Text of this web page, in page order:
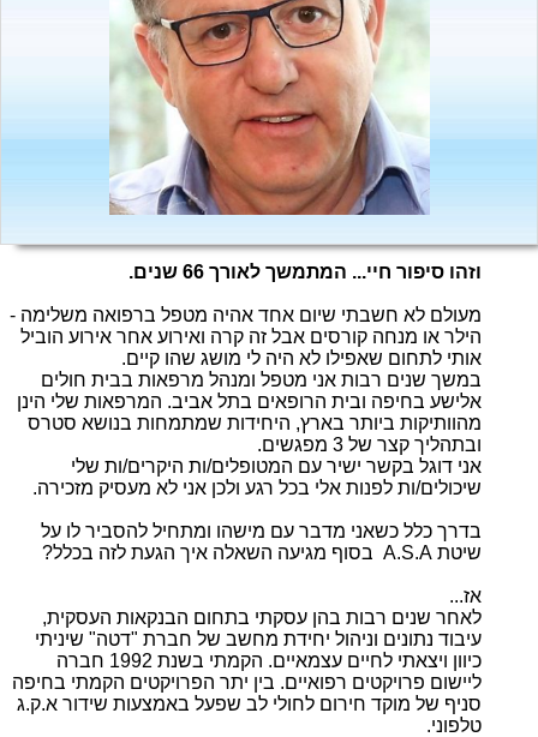
וזהו סיפור חיי... המתמשך לאורך 66 שנים.
מעולם לא חשבתי שיום אחד אהיה מטפל ברפואה משלימה -
הילר או מנחה קורסים אבל זה קרה ואירוע אחר אירוע הוביל
אותי לתחום שאפילו לא היה לי מושג שהו קיים.
במשך שנים רבות אני מטפל ומנהל מרפאות בבית חולים
אלישע בחיפה ובית הרופאים בתל אביב. המרפאות שלי הינן
מהוותיקות ביותר בארץ, היחידות שמתמחות בנושא סטרס
ובתהליך קצר של 3 מפגשים.
אני דוגל בקשר ישיר עם המטופלים/ות היקרים/ות שלי
שיכולים/ות לפנות אלי בכל רגע ולכן אני לא מעסיק מזכירה.
בדרך כלל כשאני מדבר עם מישהו ומתחיל להסביר לו על
שיטת A.S.A בסוף מגיעה השאלה איך הגעת לזה בכלל?
אז...
לאחר שנים רבות בהן עסקתי בתחום הבנקאות העסקית,
עיבוד נתונים וניהול יחידת מחשב של חברת "דטה" שיניתי
כיוון ויצאתי לחיים עצמאיים. הקמתי בשנת 1992 חברה
ליישום פרויקטים רפואיים. בין יתר הפרויקטים הקמתי בחיפה
סניף של מוקד חירום לחולי לב שפעל באמצעות שידור א.ק.ג
טלפוני.